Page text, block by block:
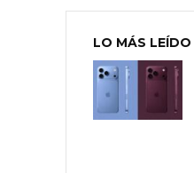
LO MÁS